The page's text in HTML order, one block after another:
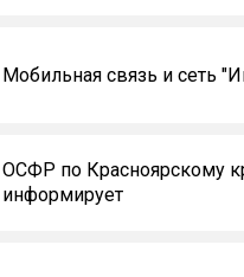
Мобильная связь и сеть
ОСФР по Красноярскому
информирует